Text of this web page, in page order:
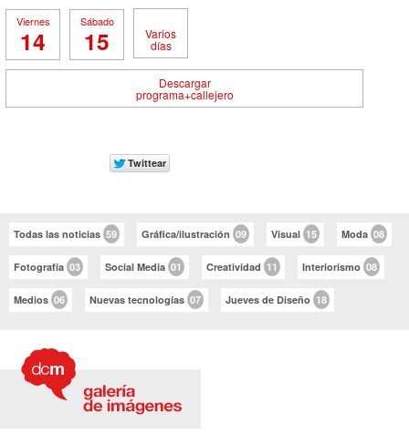
Viernes
14
Sábado
15 Varios
días
Descargar
programa+callejero
Todas las noticias 59 Gráfica/ilustración 09 Visual 15 Moda 08
Fotografía 03 Social Media 01 Creatividad 11 Interiorismo 08
Medios 06 Nuevas tecnologías 07 Jueves de Diseño 18